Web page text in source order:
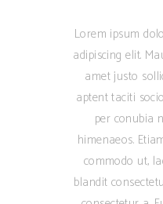
Lorem ipsum
adipiscing elit.
amet justo
aptent taciti
per conubia
himenaeos.
commodo ut,
blandit